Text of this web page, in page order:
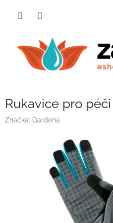
Rukavice pro
Značka: Gardena